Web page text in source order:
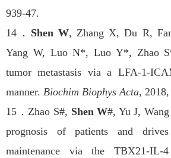
939-47.
14 ． Shen W, Zhang X, Du R,
Yang W, Luo N*, Luo Y*, Zhao
tumor metastasis via a LFA-1-
manner. Biochim Biophys Acta,
15 ． Zhao S#, Shen W#, Yu J,
prognosis of patients and
maintenance via the TBX21-